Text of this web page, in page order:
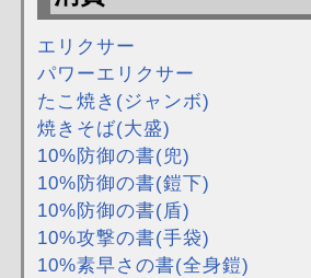
エリクサー
パワーエリクサー
たこ焼き(ジャンボ)
焼きそば(大盛)
10%防御の書(兜)
10%防御の書(鎧下)
10%防御の書(盾)
10%攻撃の書(手袋)
10%素早さの書(全身鎧)